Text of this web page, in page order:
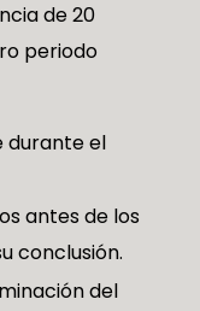
de 20
periodo
durante el
antes de los
conclusión.
del